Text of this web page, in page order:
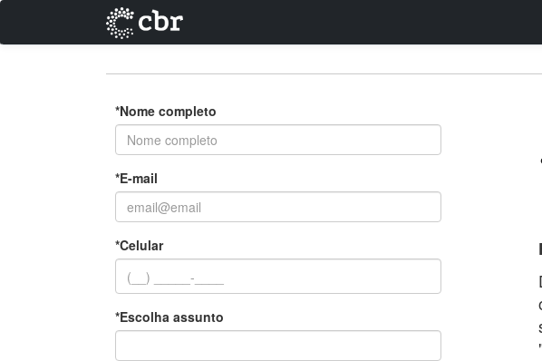
*Nome completo
*E-mail
*Celular
*Escolha assunto